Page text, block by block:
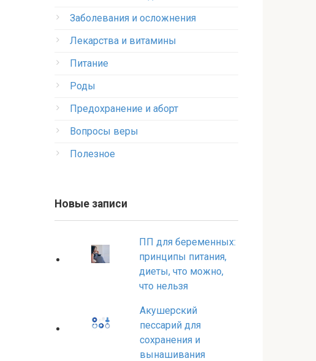
Заболевания и осложнения
Лекарства и витамины
Питание
Роды
Предохранение и аборт
Вопросы веры
Полезное
Новые записи
ПП для беременных:
принципы питания,
диеты, что можно,
что нельзя
Акушерский
пессарий для
сохранения и
вынашивания